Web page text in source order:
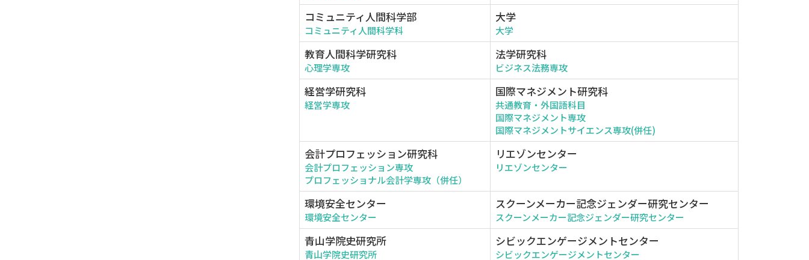
コミュニティ人間科学部
コミュニティ人間科学科
大学
大学
教育人間科学研究科
心理学専攻
法学研究科
ビジネス法務専攻
経営学研究科
経営学専攻
国際マネジメント研究科
共通教育・外国語科目
国際マネジメント専攻
国際マネジメントサイエンス専攻(併任)
会計プロフェッション研究科
会計プロフェッション専攻
プロフェッショナル会計学専攻（併任）
リエゾンセンター
リエゾンセンター
環境安全センター
環境安全センター
スクーンメーカー記念ジェンダー研究センター
スクーンメーカー記念ジェンダー研究センター
青山学院史研究所
青山学院史研究所
シビックエンゲージメントセンター
シビックエンゲージメントセンター